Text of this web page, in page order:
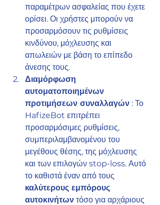
παραμέτρων ασφαλείας που έχετε
ορίσει. Οι χρήστες μπορούν να
προσαρμόσουν τις ρυθμίσεις
κινδύνου, μόχλευσης και
απωλειών με βάση το επίπεδο
άνεσης τους.
Διαμόρφωση
αυτοματοποιημένων
προτιμήσεων συναλλαγών : Το
HafizeBot επιτρέπει
προσαρμόσιμες ρυθμίσεις,
συμπεριλαμβανομένου του
μεγέθους θέσης, της μόχλευσης
και των επιλογών stop-loss. Αυτό
το καθιστά έναν από τους
καλύτερους εμπόρους
αυτοκινήτων τόσο για αρχάριους